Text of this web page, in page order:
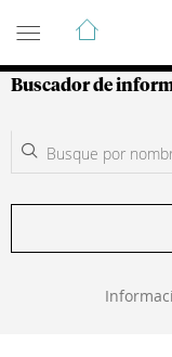
Guía de
Buscador de